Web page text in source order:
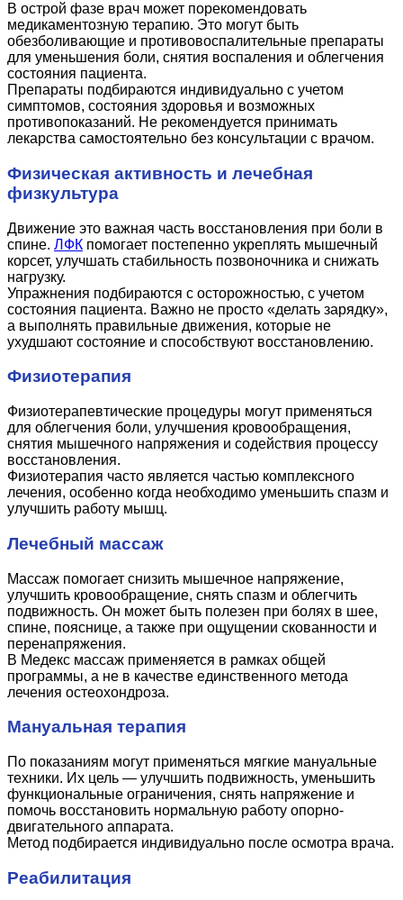
В острой фазе врач может порекомендовать
медикаментозную терапию. Это могут быть
обезболивающие и противовоспалительные препараты
для уменьшения боли, снятия воспаления и облегчения
состояния пациента.
Препараты подбираются индивидуально с учетом
симптомов, состояния здоровья и возможных
противопоказаний. Не рекомендуется принимать
лекарства самостоятельно без консультации с врачом.
Физическая активность и лечебная
физкультура
Движение это важная часть восстановления при боли в
спине. ЛФК помогает постепенно укреплять мышечный
корсет, улучшать стабильность позвоночника и снижать
нагрузку.
Упражнения подбираются с осторожностью, с учетом
состояния пациента. Важно не просто «делать зарядку»,
а выполнять правильные движения, которые не
ухудшают состояние и способствуют восстановлению.
Физиотерапия
Физиотерапевтические процедуры могут применяться
для облегчения боли, улучшения кровообращения,
снятия мышечного напряжения и содействия процессу
восстановления.
Физиотерапия часто является частью комплексного
лечения, особенно когда необходимо уменьшить спазм и
улучшить работу мышц.
Лечебный массаж
Массаж помогает снизить мышечное напряжение,
улучшить кровообращение, снять спазм и облегчить
подвижность. Он может быть полезен при болях в шее,
спине, пояснице, а также при ощущении скованности и
перенапряжения.
В Медекс массаж применяется в рамках общей
программы, а не в качестве единственного метода
лечения остеохондроза.
Мануальная терапия
По показаниям могут применяться мягкие мануальные
техники. Их цель — улучшить подвижность, уменьшить
функциональные ограничения, снять напряжение и
помочь восстановить нормальную работу опорно-
двигательного аппарата.
Метод подбирается индивидуально после осмотра врача.
Реабилитация